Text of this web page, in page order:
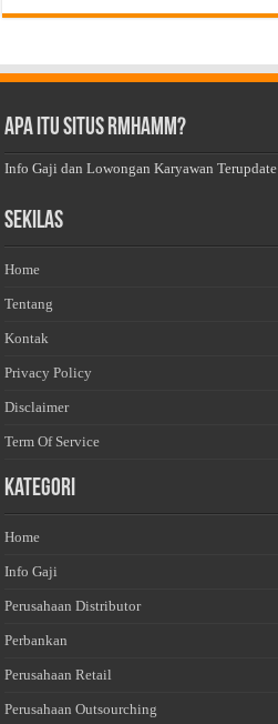
Apa Itu Situs Rmhamm?
Info Gaji dan Lowongan Karyawan Terupdate
Sekilas
Home
Tentang
Kontak
Privacy Policy
Disclaimer
Term Of Service
Kategori
Home
Info Gaji
Perusahaan Distributor
Perbankan
Perusahaan Retail
Perusahaan Outsourching